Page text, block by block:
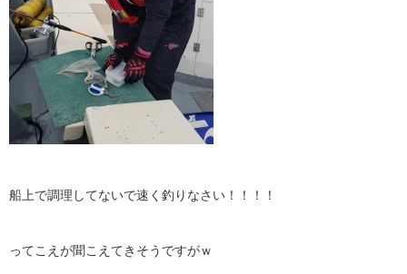
船上で調理してないで速く釣りなさい！！！！
ってこえが聞こえてきそうですがｗ